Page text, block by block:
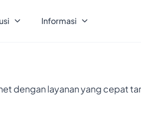
Informasi
dengan layanan yang cepat